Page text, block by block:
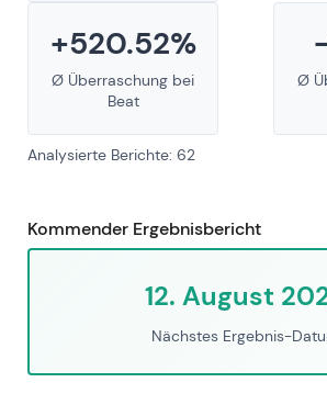
+520.52%
Ø Überraschung bei
Beat
Ø
Analysierte Berichte: 62
Kommender Ergebnisbericht
12. August
Nächstes Ergebnis-